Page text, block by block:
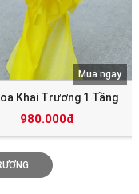
Khai Trương 1 Tầng
980.000đ
Mua ngay